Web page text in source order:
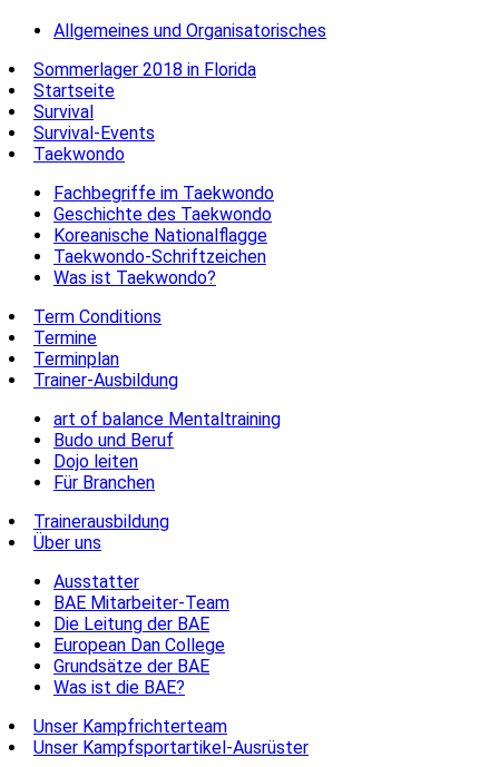
Allgemeines und Organisatorisches
Sommerlager 2018 in Florida
Startseite
Survival
Survival-Events
Taekwondo
Fachbegriffe im Taekwondo
Geschichte des Taekwondo
Koreanische Nationalflagge
Taekwondo-Schriftzeichen
Was ist Taekwondo?
Term Conditions
Termine
Terminplan
Trainer-Ausbildung
art of balance Mentaltraining
Budo und Beruf
Dojo leiten
Für Branchen
Trainerausbildung
Über uns
Ausstatter
BAE Mitarbeiter-Team
Die Leitung der BAE
European Dan College
Grundsätze der BAE
Was ist die BAE?
Unser Kampfrichterteam
Unser Kampfsportartikel-Ausrüster